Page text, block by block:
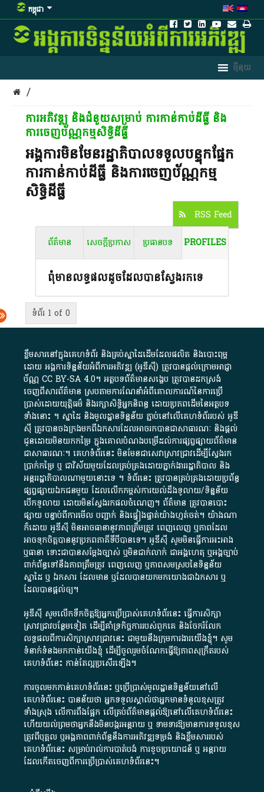
កម្ពុជា
/
ការអភិវឌ្ឍ និងជំនួយសម្រាប់ ការកាន់កាប់ដីធ្លី និង
ការចេញប័ណ្ណកម្មសិទ្ធិដីធ្លី
អង្គការមិនមែនរដ្ឋាភិបាលទទួលបន្ទុកផ្នែក
ការកាន់កាប់ដីធ្លី និងការចេញប័ណ្ណកម្ម
សិទ្ធិដីធ្លី
RSS Feed
ព័ត៌មាន
សេចក្តីប្រកាស ប្រធានបទ PROFILES
ពុំមានលទ្ធផលដូចដែលបានស្វែងរកទេ
ទំព័រ 1 of 0
ខ្លឹមសារ​នៅ​ក្នុង​គេហទំព័រ និង​គ្រប់​ស្នា​ដៃ​ដើម​ដែល​ផលិត​ និង​បោះពុម្ព​
ដោយ​ អង្គការ​ទិន្នន័យ​អំពី​ការអភិវឌ្ឍ​​ (អូ​ឌី​ស៊ី)​ ត្រូវ​បាន​ផ្តល់​ក្រោម​អាជ្ញា
ប័ណ្ណ​CC BY-SA 4.0។​ អត្ថបទ​ព័ត៌មាន​សង្ខេប​ ត្រូវ​បាន​ដកស្រង់​
ចេញពី​សារព័ត៌មាន ស្របតាមការ​ណែនាំ​អំពី​គោលការណ៍​នៃ​ការ​ប្រើ
ប្រាស់​ដោយ​យុត្តិធម៌​ និង​រក្សាសិទ្ធិអ្នកនិពន្ធ ដោយ​ប្រភពដើម​នៃ​​អត្ថបទ
ទាំង​នោះ​ ។​ ស្នាដៃ​ និង​មូលដ្ឋាន​ទិន្នន័យ ​ភ្ជាប់​នៅ​លើ​គេហទំព័រ​របស់​ អូ​ឌី​
ស៊ី​ ត្រូវ​បាន​ចងក្រង​មក​ពី​ឯកសារ​ដែល​អាច​រក​បានជា​សាធារណៈ​ និង​ផ្តល់​
ជូន​ដោយ​មិន​យក​កម្រៃ​ ក្នុង​គោលបំណង​បម្រើ​ដល់ការ​ផ្សព្វផ្សាយ​ព័ត៌មាន​
ជា​សាធារណៈ​។​ គេហទំព័រ​នេះ​ មិនមែន​ជា​សេវា​ស្រាវជ្រាវ​ដើម្បី​ស្វែងរក
ប្រាក់​កម្រៃ​ ឬ​ ជា​វិស័យ​មួយ​ដែល​គ្រប់គ្រង​ដោយ​ភ្នាក់ងារ​រដ្ឋាភិបាល​ និង ​
អន្តររដ្ឋាភិបាល​ណាមួយ​នោះ​ទេ ​។​ ទំព័រ​នេះ​ ត្រូវ​បាន​គ្រប់គ្រង​ដោយ​ប្រព័ន្ធ​
ផ្សព្វផ្សាយ​ឯកជន​មួយ​ ដែល​លើកកម្ពស់​ការ​យល់​ដឹង​ទូលាយ​/​ទិន្នន័យ​
បើក​ទូលាយ​ ដោយ​មិនស្វែង​រក​ផល​ចំណេញ​។​ ព័ត៌មាន​ ត្រូវ​បាន​បោះ
ផ្សាយ​ បន្ទាប់​ពី​ការ​មើល​ បញ្ជាក់​ និង​ផ្ទៀងផ្ទាត់​យ៉ាង​ហ្មត់ចត់​។​ យ៉ាងណា​
ក៏​ដោយ​ អូ​ឌី​ស៊ី​ មិន​អាច​ធានា​នូវ​ភាព​ត្រឹមត្រូវ​ ពេញលេញ​ ឬ​ភាព​ដែល​
អាច​ទុកចិត្ត​បាននូវ​ប្រភព​ភាគី​ទី​បី​បាន​ទេ​។​ អូ​ឌី​ស៊ី​ សូម​មិន​ធ្វើការ​អះអាង​
ឬ​ធានា​ ទោះជា​បាន​សម្តែង​ច្បាស់​ ឬ​មិន​ជាក់លាក់​ ជា​អង្គហេតុ​ ឬ​អង្គច្បាប់​
ពាក់ព័ន្ធ​ទៅ​នឹង​ភាព​ត្រឹមត្រូវ​ ពេញលេញ​ ឬ​ភាព​សម​ស្រប​នៃ​ទិន្នន័យ​
ស្នាដៃ​ ឬ​ ឯកសារ​ ដែល​មាន​ ឬ​ដែល​បាន​យក​មក​យោង​ជា​ឯកសារ​ ឬ​
ដែល​បាន​ផ្តល់​ឲ្យ​។
អូឌីស៊ី សូមលើកទឹកចិត្តឱ្យអ្នកប្រើប្រាស់គេហទំព័រនេះ ធ្វើការសិក្សា
ស្រាវជ្រាវបន្ថែមទៀត ដើម្បីគាំទ្រកិច្ចការ​របស់ពួកគេ និងចែករំលែក
លទ្ធផលពីការសិក្សាស្រាវជ្រាវនេះ ជាមួយនឹងក្រុមការងារយើងខ្ញុំ។ សូម
ទំនាក់ទំនងមកកាន់យើងខ្ញុំ ដើម្បីចូលរួមចំណែកធ្វើឱ្យភាពសុក្រឹតរបស់
គេហទំព័នេះ កាន់តែល្អប្រសើរឡើង។
ការចូលមកកាន់គេហទំព័រនេះ ឬប្រើប្រាស់មូលដ្ឋានទិន្នន័យនៅលើ
គេហទំព័រនេះ បានន័យថា អ្នកទទួលស្គាល់ថាអ្នកមានទំនួលខុសត្រូវ
ទាំងស្រុង លើការពឹងផ្អែក លើគ្រប់ព័ត៌មានផ្តល់ឱ្យនៅលើគេហទំព័រនេះ
ហើយយល់ព្រមថាអ្នកនឹងមិនបង្ករអន្តរាយ ឬ ទាមទារ​ឱ្យមានការទទួលខុស​
ត្រូវពីបុគ្គល ឬអង្គភាពពាក់ព័ន្ធនឹងការអភិវឌ្ឍទម្រង់ និងខ្លឹមសាររបស់
គេហទំព័រនេះ សម្រាប់រាល់ការបាត់បង់ ការខូចប្រយោជន៍ ឬ អន្តរាយ
ដែលកើតចេញពីការប្រើប្រាស់គេហទំព័រនេះ។